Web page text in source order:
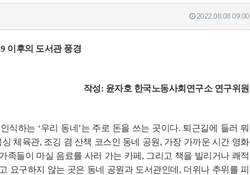
2022.08.08 09:00
이후의 도서관 풍경
작성: 윤자호 한국노동사회연구소 연구위원
하는 ‘우리 동네’는 주로 돈을 쓰는 곳이다. 퇴근길에 들러 뭐
체육관, 조깅 겸 산책 코스인 동네 공원, 가장 가까운 시간 영화
족들이 마실 음료를 사러 가는 카페, 그리고 책을 빌리거나 쾌적
요구하지 않는 곳은 동네 공원과 도서관인데, 더위나 추위를 피